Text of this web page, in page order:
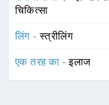
चिकित्सा
लिंग -स्त्रीलिंग
एक तरह का -इलाज